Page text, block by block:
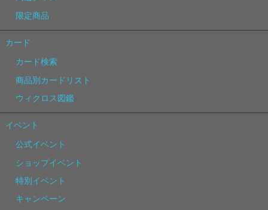
限定商品
カード
カード検索
商品別カードリスト
ウィクロス図鑑
イベント
公式イベント
ショップイベント
特別イベント
キャンペーン